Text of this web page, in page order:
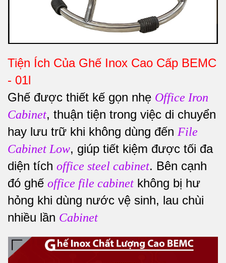
Tiện Ích Của Ghế Inox Cao Cấp BEMC
- 01l
Ghế được thiết kế gọn nhẹ Office Iron
Cabinet, thuận tiện trong việc di chuyển
hay lưu trữ khi không dùng đến File
Cabinet Low, giúp tiết kiệm được tối đa
diện tích office steel cabinet. Bên cạnh
đó ghế office file cabinet không bị hư
hỏng khi dùng nước vệ sinh, lau chùi
nhiều lần Cabinet